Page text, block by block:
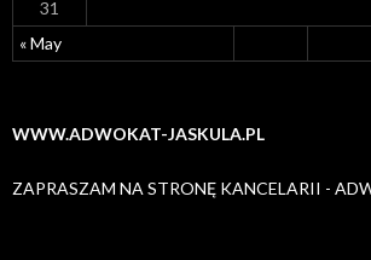
« May
31
WWW.ADWOKAT-JASKULA.PL
ZAPRASZAM NA STRONĘ KANCELARII -